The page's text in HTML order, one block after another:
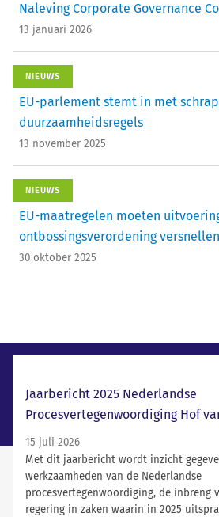
Naleving Corporate Governance
13 januari 2026
NIEUWS
EU-parlement stemt in met
duurzaamheidsregels
13 november 2025
NIEUWS
EU-maatregelen moeten
ontbossingsverordening versnellen
30 oktober 2025
Jaarbericht 2025 Nederlandse
Procesvertegenwoordiging Hof
15 juli 2026
Met dit jaarbericht wordt inzicht
werkzaamheden van de Nederlandse
procesvertegenwoordiging, de inbreng
regering in zaken waarin in 2025